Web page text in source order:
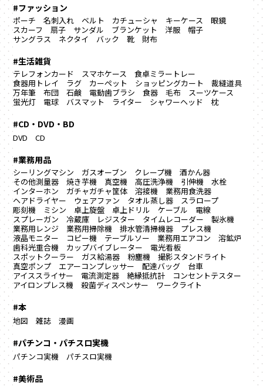
#ファッション
ポーチ 名刺入れ ベルト カチューシャ キーケース
眼鏡
スカーフ
扇子 サンダル ブランケット 洋服
帽子
サングラス
ネクタイ バック 靴 財布
#生活雑貨
テレフォンカード スマホケース
食卓ミラートレー
食器用トレイ
ラグ カーペット ショッピングカート
裁縫道具
万年筆
布団 石鹸 電動歯ブラシ 食器 毛布
スーツケース
蛍光灯
電球 バスマット ライター シャワーヘッド 枕
#CD・DVD・BD
DVD CD
#業務用品
シーリングマシン ガスオーブン クレープ機
酒かん器
その他測量器
焼き芋機 真空機 高圧洗浄機 引伸機
水栓
インターホン
ガチャガチャ筐体 溶接機
業務用食洗器
ヘアドライヤー
ウェアファン タオル蒸し器
スラロープ
彫刻機
ミシン 卓上旋盤 卓上ドリル ケーブル
電線
スプレーガン
冷蔵庫 レジスター タイムレコーダー
製氷機
業務用レンジ
業務用掃除機 排水管清掃機器
プレス機
液晶モニター
コピー機 テーブルソー 業務用エアコン
溶鉱炉
歯科光重合機
カップバイブレーター
電光看板
スポットクーラー
ガス給湯器 粉塵機
撮影スタンドライト
真空ポンプ
エアーコンプレッサー 配達バッグ
台車
アイススライサー
電流測定器 絶縁抵抗計
コンセントテスター
アイロンプレス機
殺菌ディスペンサー ワークライト
#本
地図 雑誌 漫画
#パチンコ・パチスロ実機
パチンコ実機 パチスロ実機
#美術品